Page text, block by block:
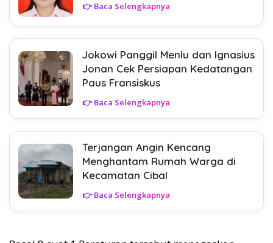
👉 Baca Selengkapnya
Jokowi Panggil Menlu dan Ignasius
Jonan Cek Persiapan Kedatangan
Paus Fransiskus
👉 Baca Selengkapnya
Terjangan Angin Kencang
Menghantam Rumah Warga di
Kecamatan Cibal
👉 Baca Selengkapnya